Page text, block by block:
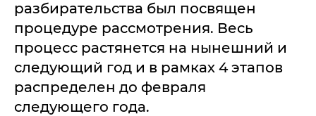
разбирательства был посвящен
процедуре рассмотрения. Весь
процесс растянется на нынешний и
следующий год и в рамках 4 этапов
распределен до февраля
следующего года.